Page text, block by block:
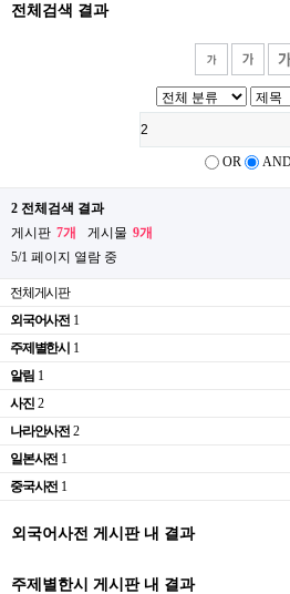
전체검색 결과
OR
2 전체검색 결과
게시판 7개 게시물 9개
5/1 페이지 열람 중
전체게시판
외국어사전 1
주제별한시 1
알림 1
사진 2
나라안사전 2
일본사전 1
중국사전 1
외국어사전 게시판 내 결과
주제별한시 게시판 내 결과